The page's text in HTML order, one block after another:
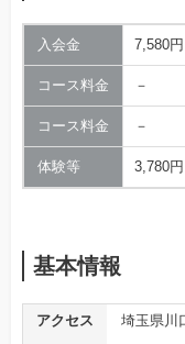
入会金 7,580
コース料金 －
コース料金 －
体験等 3,780円
基本情報
アクセス
埼玉県川